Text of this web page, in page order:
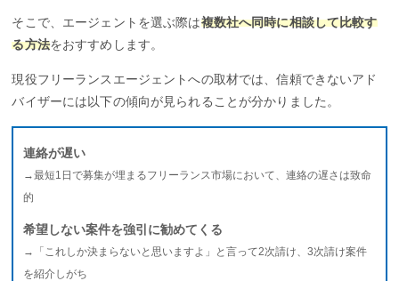
そこで、エージェントを選ぶ際は複数社へ同時に相談して比較す
る方法をおすすめします。
現役フリーランスエージェントへの取材では、信頼できないアド
バイザーには以下の傾向が見られることが分かりました。
連絡が遅い
→最短1日で募集が埋まるフリーランス市場において、連絡の遅さは致命
的
希望しない案件を強引に勧めてくる
→「これしか決まらないと思いますよ」と言って2次請け、3次請け案件
を紹介しがち